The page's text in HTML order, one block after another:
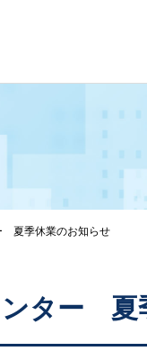
夏季休業のお知らせ
ター 夏